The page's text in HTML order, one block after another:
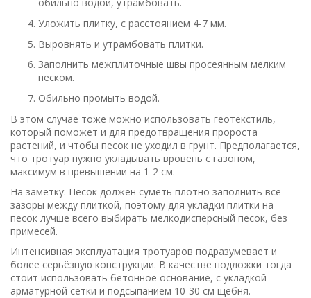
обильно водой, утрамбовать.
Уложить плитку, с расстоянием 4-7 мм.
Выровнять и утрамбовать плитки.
Заполнить межплиточные швы просеянным мелким
песком.
Обильно промыть водой.
В этом случае тоже можно использовать геотекстиль,
который поможет и для предотвращения пророста
растений, и чтобы песок не уходил в грунт. Предполагается,
что тротуар нужно укладывать вровень с газоном,
максимум в превышении на 1-2 см.
На заметку: Песок должен суметь плотно заполнить все
зазоры между плиткой, поэтому для укладки плитки на
песок лучше всего выбирать мелкодисперсный песок, без
примесей.
Интенсивная эксплуатация тротуаров подразумевает и
более серьёзную конструкции. В качестве подложки тогда
стоит использовать бетонное основание, с укладкой
арматурной сетки и подсыпанием 10-30 см щебня.